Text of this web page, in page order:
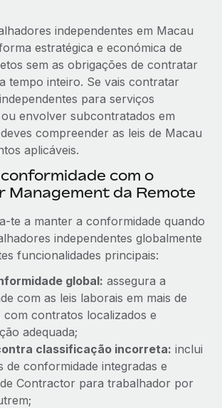
independentes em Macau
estratégica e económica de
sem as obrigações de contratar
tempo inteiro. Se vais contratar
para serviços
envolver subcontratados em
compreender as leis de Macau
aplicáveis.
com o
Management da Remote
te a manter a conformidade quando
independentes globalmente
funcionalidades principais:
global: assegura a
com as leis laborais em mais de
com contratos localizados e
adequada;
classificação incorreta: inclui
de conformidade integradas e
Contractor para trabalhador por